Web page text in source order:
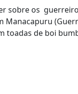
sobre os
Manacapuru
toadas de boi